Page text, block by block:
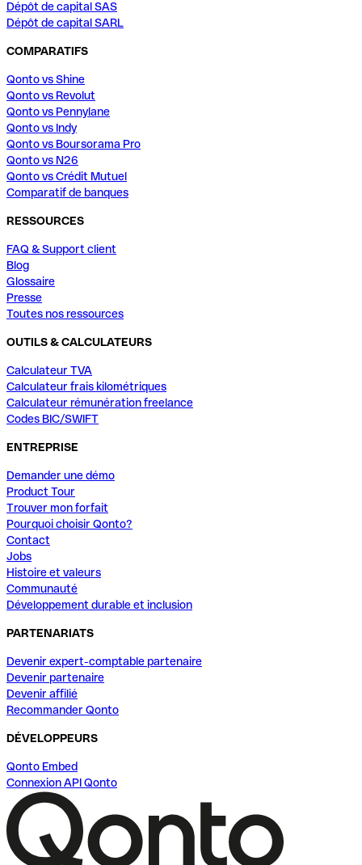
Dépôt de capital SAS
Dépôt de capital SARL
COMPARATIFS
Qonto vs Shine
Qonto vs Revolut
Qonto vs Pennylane
Qonto vs Indy
Qonto vs Boursorama Pro
Qonto vs N26
Qonto vs Crédit Mutuel
Comparatif de banques
RESSOURCES
FAQ & Support client
Blog
Glossaire
Presse
Toutes nos ressources
OUTILS & CALCULATEURS
Calculateur TVA
Calculateur frais kilométriques
Calculateur rémunération freelance
Codes BIC/SWIFT
ENTREPRISE
Demander une démo
Product Tour
Trouver mon forfait
Pourquoi choisir Qonto?
Contact
Jobs
Histoire et valeurs
Communauté
Développement durable et inclusion
PARTENARIATS
Devenir expert-comptable partenaire
Devenir partenaire
Devenir affilié
Recommander Qonto
DÉVELOPPEURS
Qonto Embed
Connexion API Qonto